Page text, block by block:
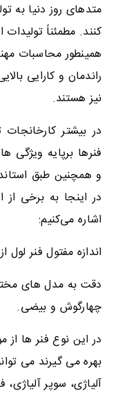
متدهای روز دنیا به
کنند. مطمئناً
همینطور محاسبات
راندمان و کارایی
نیز هستند.
در بیشتر کارخانجات
فنرها برپایه
و همچنین طبق
در اینجا به برخی از
اشاره می‌کنیم:
اندازه مفتول فنر لول از یک
دقت به مدل های
چهارگوش و بیضی.
در این نوع فنر ها
بهره می گیرند می
آلیاژی، سوپر آلیاژی،